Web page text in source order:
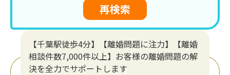
再検索
【千葉駅徒歩4分】【離婚問題に注力】【離婚
相談件数7,000件以上】お客様の離婚問題の解
決を全力でサポートします